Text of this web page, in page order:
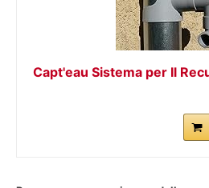
Capt'eau Sistema per Il